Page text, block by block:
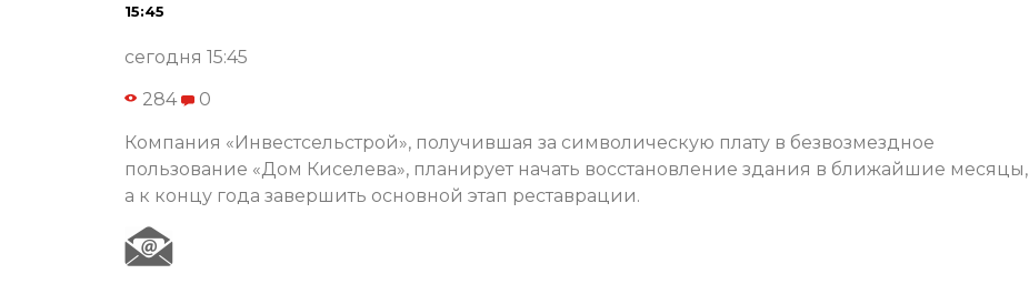
15:45
сегодня 15:45
284 0
Компания «Инвестсельстрой», получившая за символическую плату в безвозмездное
пользование «Дом Киселева», планирует начать восстановление здания в ближайшие месяцы,
а к концу года завершить основной этап реставрации.